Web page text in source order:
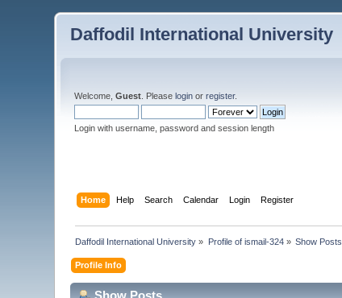
Daffodil International University
Welcome,Guest . Pleaselogin orregister.
Login with username, password and session length
Home Help Search Calendar Login Register
Daffodil International University » Profile of ismail-324» Show Posts
Profile Info
Show Posts